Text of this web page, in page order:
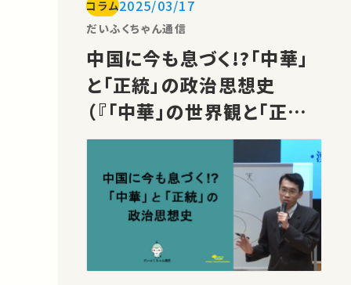
義)の第9回「古代ギリシア・ローマ彫刻
と先端技術」です。 古代ギリシア・ローマ
の美術史を専門とする芳賀京子先生
が…
コラム2025/03/17
だいふくちゃん通信
中国に今も息づく!?「中華」
と「正統」の政治思想史
（『「中華」の世界観と「正統」
の歴史』杉山 清彦先生）